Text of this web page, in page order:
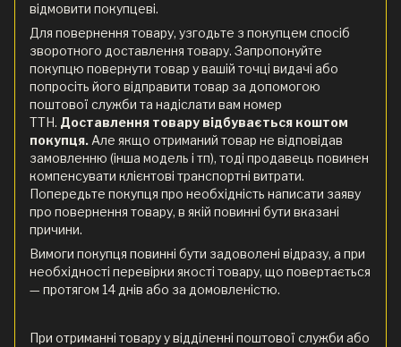
відмовити покупцеві.
Для повернення товару, узгодьте з покупцем спосіб
зворотного доставлення товару. Запропонуйте
покупцю повернути товар у вашій точці видачі або
попросіть його відправити товар за допомогою
поштової служби та надіслати вам номер
ТТН. Доставлення товару відбувається коштом
покупця. Але якщо отриманий товар не відповідав
замовленню (інша модель і тп), тоді продавець повинен
компенсувати клієнтові транспортні витрати.
Попередьте покупця про необхідність написати заяву
про повернення товару, в якій повинні бути вказані
причини.
Вимоги покупця повинні бути задоволені відразу, а при
необхідності перевірки якості товару, що повертається
— протягом 14 днів або за домовленістю.
При отриманні товару у відділенні поштової служби або